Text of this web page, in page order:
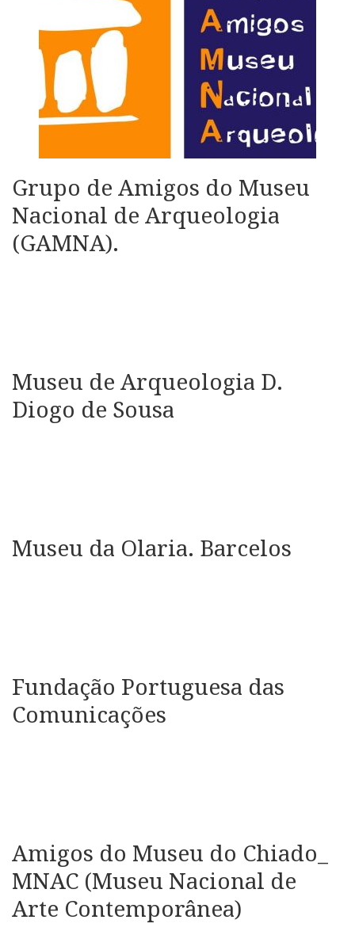
Grupo de Amigos do Museu
Nacional de Arqueologia
(GAMNA).
Museu de Arqueologia D.
Diogo de Sousa
Museu da Olaria. Barcelos
Fundação Portuguesa das
Comunicações
Amigos do Museu do Chiado_
MNAC (Museu Nacional de
Arte Contemporânea)